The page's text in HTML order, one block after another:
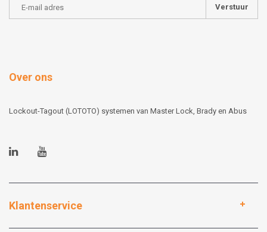
Verstuur
Over ons
Lockout-Tagout (LOTOTO) systemen van Master Lock, Brady en Abus
Klantenservice